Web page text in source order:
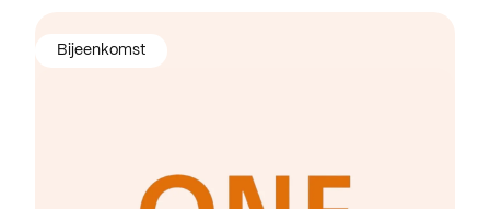
Bijeenkomst